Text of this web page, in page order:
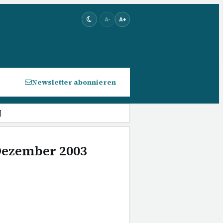
A- A+
Newsletter abonnieren
2003